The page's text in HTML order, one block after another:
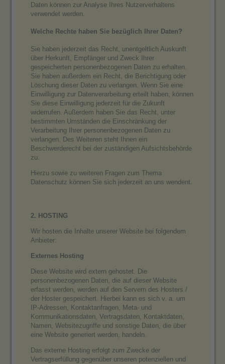
Daten können zur Analyse Ihres Nutzerverhaltens
verwendet werden.
Welche Rechte haben Sie bezüglich Ihrer Daten?
Sie haben jederzeit das Recht, unentgeltlich Auskunft
über Herkunft, Empfänger und Zweck Ihrer
gespeicherten personenbezogenen Daten zu erhalten.
Sie haben außerdem ein Recht, die Berichtigung oder
Löschung dieser Daten zu verlangen. Wenn Sie eine
Einwilligung zur Datenverarbeitung erteilt haben, können
Sie diese Einwilligung jederzeit für die Zukunft
widerrufen. Außerdem haben Sie das Recht, unter
bestimmten Umständen die Einschränkung der
Verarbeitung Ihrer personenbezogenen Daten zu
verlangen. Des Weiteren steht Ihnen ein
Beschwerderecht bei der zuständigen Aufsichtsbehörde
zu.
Hierzu sowie zu weiteren Fragen zum Thema
Datenschutz können Sie sich jederzeit an uns wendent.
2. HOSTING
Wir hosten die Inhalte unserer Website bei folgendem
Anbieter:
Externes Hosting
Diese Website wird extern gehostet. Die
personenbezogenen Daten, die auf dieser Website
erfasst werden, werden auf den Servern des Hosters /
der Hoster gespeichert. Hierbei kann es sich v. a. um
IP-Adressen, Kontaktanfragen, Meta- und
Kommunikationsdaten, Vertragsdaten, Kontaktdaten,
Namen, Websitezugriffe und sonstige Daten, die über
eine Website generiert werden, handeln.
Das externe Hosting erfolgt zum Zwecke der
Vertragserfüllung gegenüber unseren potenziellen und